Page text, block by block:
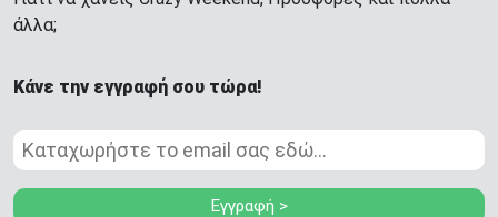
άλλα;
Κάνε την εγγραφή σου τώρα!
Εγγραφή >